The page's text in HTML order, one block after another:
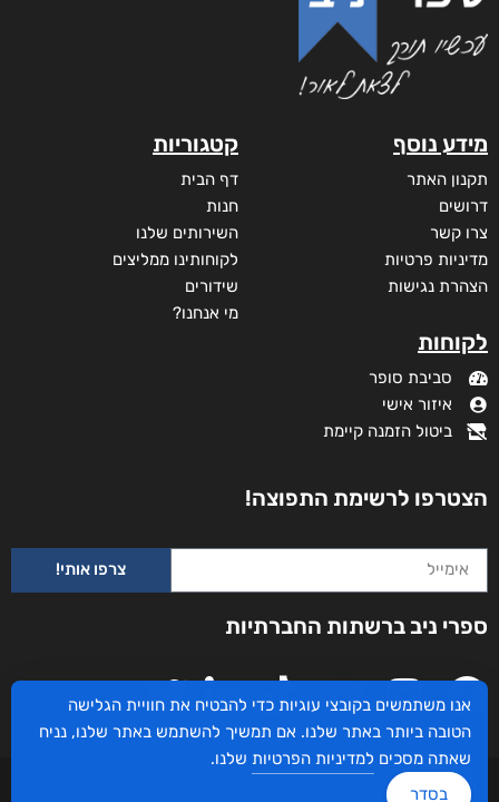
מידע נוסף
תקנון האתר
דרושים
צרו קשר
מדיניות פרטיות
הצהרת נגישות
לקוחות
סביבת סופר
איזור אישי
ביטול הזמנה קיימת
קטגוריות
דף הבית
חנות
השירותים שלנו
לקוחותינו ממליצים
שידורים
מי אנחנו?
הצטרפו לרשימת התפוצה!
צרפו אותי!
ספרי ניב ברשתות החברתיות
עיצוב ובניית האתר: ספרי ניב © כל הזכויות שמורות. בוקסאי טכנולוגיות בע"מ שד אבא
אנו משתמשים בקובצי עוגיות כדי להבטיח את חוויית הגלישה
הטובה ביותר באתר שלנו. אם תמשיך להשתמש באתר שלנו, נניח
שאתה מסכים למדיניות הפרטיות שלנו.
בסדר